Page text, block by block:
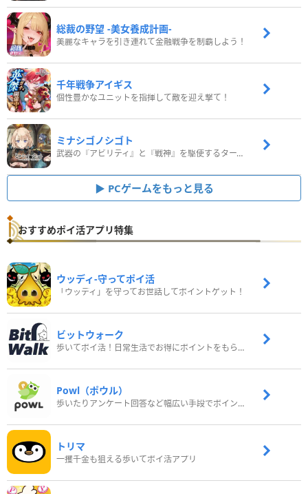
総裁の野望 -美女養成計画-
美麗なキャラを引き連れて金融戦争を制覇しよう！
千年戦争アイギス
個性豊かなユニットを指揮して敵を迎え撃て！
ミナシゴノシゴト
武器の『アビリティ』と『戦神』を駆使するターン制コマンドバトルRPG！
PCゲームをもっと見る
おすすめポイ活アプリ特集
ウッディ‐守ってポイ活
「ウッディ」を守ってお世話してポイントゲット！
ビットウォーク
歩いてポイ活！日常生活でお得にポイントをもらおう
Powl（ポウル）
歩いたりアンケート回答など幅広い手段でポイントをゲット
トリマ
一攫千金も狙える歩いてポイ活アプリ